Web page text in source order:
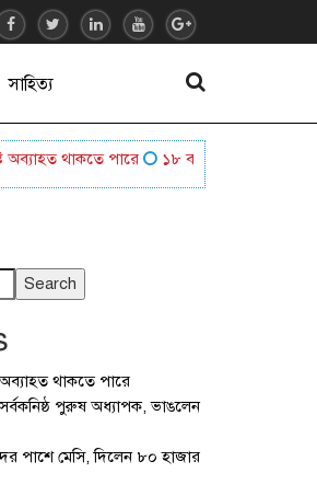
সাহিত্য
থাকতে পারে ১৮ বছর বয়সেই বিশ্বের
Search
অব্যাহত থাকতে পারে
পুরুষ অধ্যাপক, ভাঙলেন
পাশে মেসি, দিলেন ৮০ হাজার